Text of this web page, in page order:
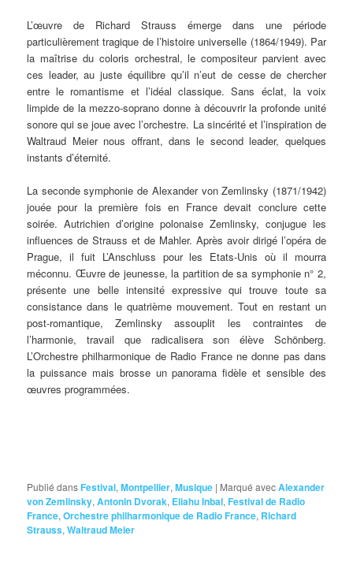
L’œuvre de Richard Strauss émerge dans une période
particulièrement tragique de l’histoire universelle (1864/1949). Par
la maîtrise du coloris orchestral, le compositeur parvient avec
ces leader, au juste équilibre qu’il n’eut de cesse de chercher
entre le romantisme et l’idéal classique. Sans éclat, la voix
limpide de la mezzo-soprano donne à découvrir la profonde unité
sonore qui se joue avec l’orchestre. La sincérité et l’inspiration de
Waltraud Meier nous offrant, dans le second leader, quelques
instants d’éternité.
La seconde symphonie de Alexander von Zemlinsky (1871/1942)
jouée pour la première fois en France devait conclure cette
soirée. Autrichien d’origine polonaise Zemlinsky, conjugue les
influences de Strauss et de Mahler. Après avoir dirigé l’opéra de
Prague, il fuit L’Anschluss pour les Etats-Unis où il mourra
méconnu. Œuvre de jeunesse, la partition de sa symphonie n° 2,
présente une belle intensité expressive qui trouve toute sa
consistance dans le quatrième mouvement. Tout en restant un
post-romantique, Zemlinsky assouplit les contraintes de
l’harmonie, travail que radicalisera son élève Schönberg.
L’Orchestre philharmonique de Radio France ne donne pas dans
la puissance mais brosse un panorama fidèle et sensible des
œuvres programmées.
Publié dansFestival,Montpellier,Musique | Marqué avecAlexander
von Zemlinsky,Antonin Dvorak, Eliahu Inbal,Festival de Radio
France,Orchestre philharmonique de Radio France, Richard
Strauss,Waltraud Meier